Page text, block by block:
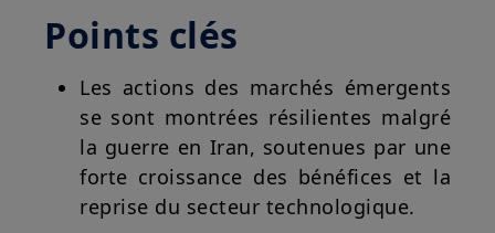
Points clés
Les actions des marchés émergents
se sont montrées résilientes malgré
la guerre en Iran, soutenues par une
forte croissance des bénéfices et la
reprise du secteur technologique.